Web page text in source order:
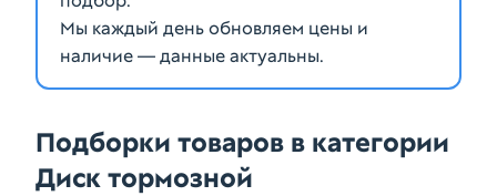
Мы каждый день обновляем цены и
наличие — данные актуальны.
Подборки товаров в категории
Диск тормозной